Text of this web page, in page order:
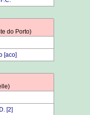
do Porto)
[aco]
[2]